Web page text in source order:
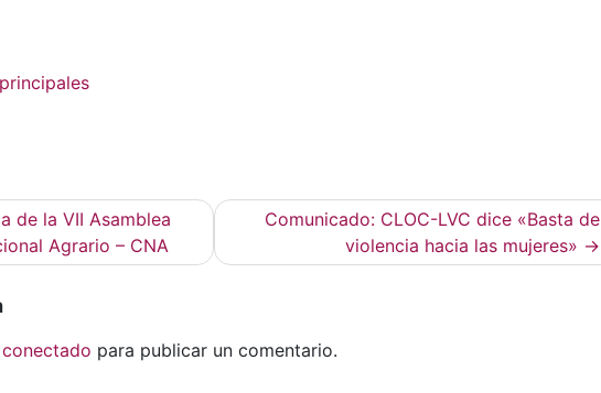
principales
de la VII Asamblea
Agrario – CNA
Comunicado: CLOC-LVC dice «Basta de
violencia hacia las mujeres»
conectado para publicar un comentario.